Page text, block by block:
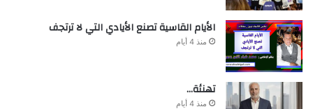
الأيام القاسية تصنع الأيادي التي لا ترتجف
منذ 4 أيام
تهنئة…
منذ 4 أيام